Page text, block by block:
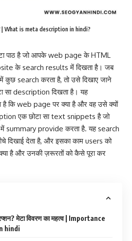
What is meta description in hindi?
पाठ है जो आपके web page के HTML
के search results में दिखता है। जब
search करता है, तो उसे दिखाए जाने
सा description दिखता है। यह
है कि web page पर क्या है और वह उसे क्यों
एक छोटा सा text snippets है जो
summary provide करता है. यह search
देता है, और इसका काम users को
है और उनकी ज़रूरतों को कैसे पूरा कर
मेटा विवरण का महत्व | Importance
hindi